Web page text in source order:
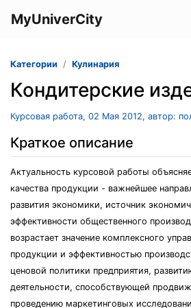
MyUniverCity
Категории Кулинария
Кондитерские
Курсовая работа, 02 Мая 2012, автор:
Краткое описание
Актуальность курсовой работы
качества продукции - важнейшее
развития экономики, источник
эффективности общественного
возрастает значение комплексного
продукции и эффективностью
ценовой политики предприятия,
деятельности, способствующей
проведению маркетинговых